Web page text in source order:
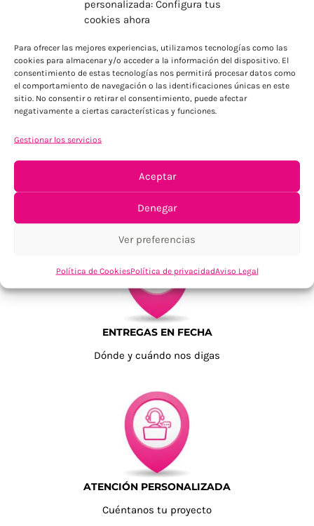
personalizada: Configura tus
cookies ahora
Para ofrecer las mejores experiencias, utilizamos tecnologías como las
cookies para almacenar y/o acceder a la información del dispositivo. El
consentimiento de estas tecnologías nos permitirá procesar datos como
el comportamiento de navegación o las identificaciones únicas en este
sitio. No consentir o retirar el consentimiento, puede afectar
negativamente a ciertas características y funciones.
Gestionar los servicios
Aceptar
Denegar
Ver preferencias
Política de CookiesPolítica de privacidadAviso Legal
ENVÍOS ECONÓMICOS
Para Península, resto consultar
TU SATISFACCIÓN = LA NUESTRA
ENTREGAS EN FECHA
Dónde y cuándo nos digas
ATENCIÓN PERSONALIZADA
Cuéntanos tu proyecto